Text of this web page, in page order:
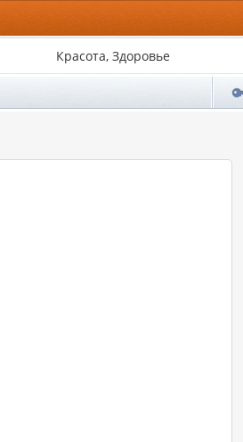
Красота, Здоровье